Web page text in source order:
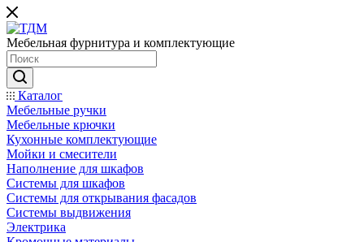
Мебельная фурнитура и комплектующие
Каталог
Мебельные ручки
Мебельные крючки
Кухонные комплектующие
Мойки и смесители
Наполнение для шкафов
Cистемы для шкафов
Системы для открывания фасадов
Системы выдвижения
Электрика